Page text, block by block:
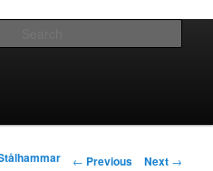
Post navigation
← Previous Next →